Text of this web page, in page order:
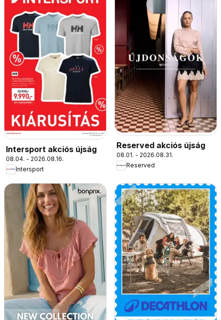
Intersport akciós újság
08.04. - 2026.08.16.
Intersport
Reserved akciós újság
08.01. - 2026.08.31.
Reserved